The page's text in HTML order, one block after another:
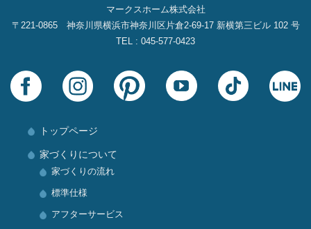
マークスホーム株式会社
〒221-0865 神奈川県横浜市神奈川区片倉2‐69‐17 新横第三ビル 102 号
TEL : 045-577-0423
トップページ
家づくりについて
家づくりの流れ
標準仕様
アフターサービス